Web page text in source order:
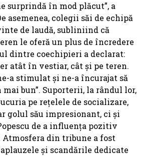
surprindă în mod plăcut”, a
asemenea, colegii săi de echipă
de laudă, subliniind că
le oferă un plus de încredere
dintre coechipieri a declarat:
atât în vestiar, cât și pe teren.
a stimulat și ne-a încurajat să
mai bun”. Suporterii, la rândul lor,
pe rețelele de socializare,
golul său impresionant, ci și
de a influența pozitiv
din tribune a fost
și scandările dedicate